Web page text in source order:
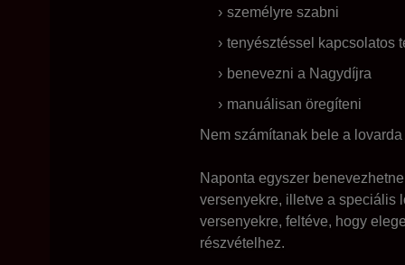
személyre szabni
tenyésztéssel kapcsolatos
benevezni a Nagydíjra
manuálisan öregíteni
Nem számítanak bele a
Naponta egyszer
versenyekre, illetve a speciális
versenyekre, feltéve, hogy
részvételhez.